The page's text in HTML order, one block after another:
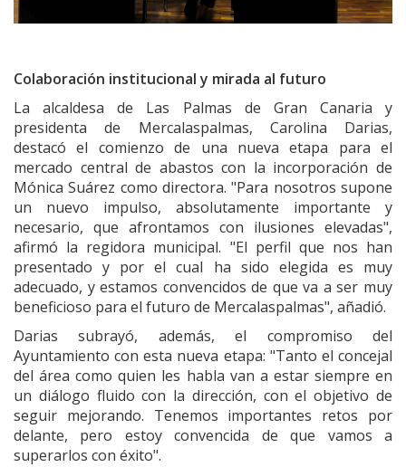
Colaboración institucional y mirada al futuro
La alcaldesa de Las Palmas de Gran Canaria y
presidenta de Mercalaspalmas, Carolina Darias,
destacó el comienzo de una nueva etapa para el
mercado central de abastos con la incorporación de
Mónica Suárez como directora. "Para nosotros supone
un nuevo impulso, absolutamente importante y
necesario, que afrontamos con ilusiones elevadas",
afirmó la regidora municipal. "El perfil que nos han
presentado y por el cual ha sido elegida es muy
adecuado, y estamos convencidos de que va a ser muy
beneficioso para el futuro de Mercalaspalmas", añadió.
Darias subrayó, además, el compromiso del
Ayuntamiento con esta nueva etapa: "Tanto el concejal
del área como quien les habla van a estar siempre en
un diálogo fluido con la dirección, con el objetivo de
seguir mejorando. Tenemos importantes retos por
delante, pero estoy convencida de que vamos a
superarlos con éxito".